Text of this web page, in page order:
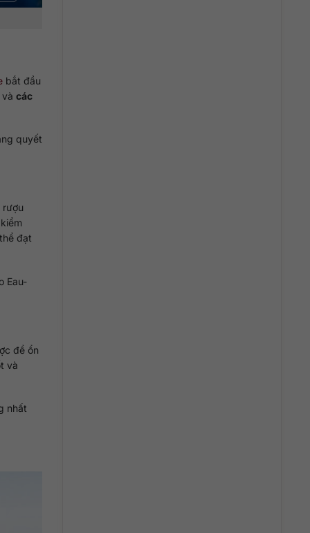
bắt đầu
và các
quyết
rượu
đạt
Eau-
để ổn
và
nhất